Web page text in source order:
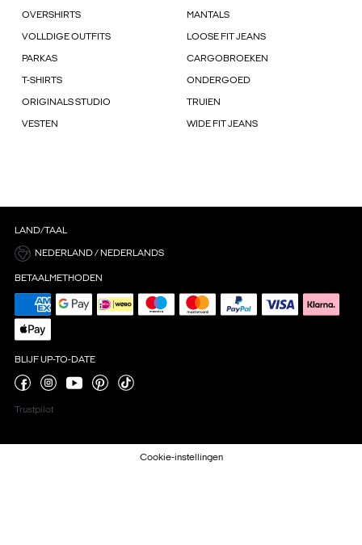
OVERSHIRTS MANTALS
VOLLDIGE OUTFITS LOOSE FIT JEANS
PARKAS CARGOBROEKEN
T-SHIRTS ONDERGOED
ORIGINALS STUDIO TRUIEN
VESTEN WIDE FIT JEANS
LAND/TAAL
NEDERLAND / NEDERLANDS
BETAALMETHODEN
BLIJF UP-TO-DATE
Trustpilot
Cookie-instellingen